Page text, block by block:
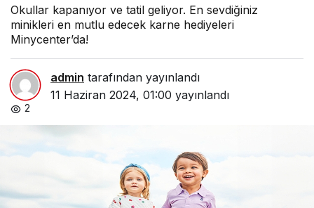
Okullar kapanıyor ve tatil geliyor. En sevdiğiniz
minikleri en mutlu edecek karne hediyeleri
Minycenter’da!
admin tarafından yayınlandı
11 Haziran 2024, 01:00 yayınlandı
2